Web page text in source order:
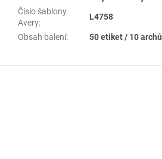
Číslo šablony
Avery:
L4758
Obsah balení: 50 etiket / 10 archů